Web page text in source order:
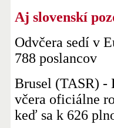
Aj slovenskí
Odvčera sedí v
788 poslancov
Brusel (TASR) -
včera oficiálne
keď sa k 626